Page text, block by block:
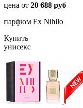
цена от 20 688 руб
парфюм Ex Nihilo
Купить
унисекс